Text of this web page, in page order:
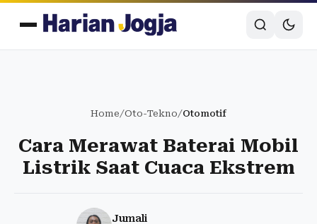
Home/Oto-Tekno/Otomotif
Cara Merawat Baterai Mobil
Listrik Saat Cuaca Ekstrem
Jumali